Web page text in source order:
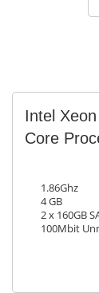
Intel Xeon
Core
1.86Ghz
4 GB
2 x 160GB
100Mbit